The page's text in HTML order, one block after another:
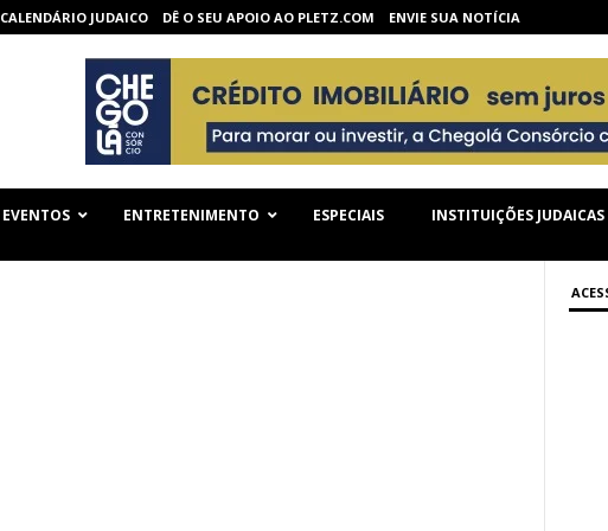
CALENDÁRIO JUDAICO DÊ O SEU APOIO AO PLETZ.COM ENVIE SUA NOTÍCIA
EVENTOS ENTRETENIMENTO ESPECIAIS INSTITUIÇÕES JUDAICAS